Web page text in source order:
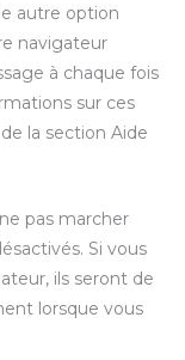
autre option
navigateur
à chaque fois
sur ces
la section Aide
pas marcher
Si vous
ils seront de
lorsque vous